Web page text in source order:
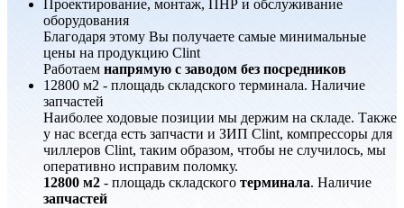
Проектирование, монтаж, ПНР и обслуживание
оборудования
Благодаря этому Вы получаете самые минимальные
цены на продукцию Clint
Работаем напрямую с заводом без посредников
12800 м2 - площадь складского терминала. Наличие
запчастей
Наиболее ходовые позиции мы держим на складе. Также
у нас всегда есть запчасти и ЗИП Clint, компрессоры для
чиллеров Clint, таким образом, чтобы не случилось, мы
оперативно исправим поломку.
12800 м2 - площадь складского терминала. Наличие
запчастей